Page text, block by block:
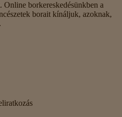
Online borkereskedésünkben a
borait kínáljuk, azoknak,